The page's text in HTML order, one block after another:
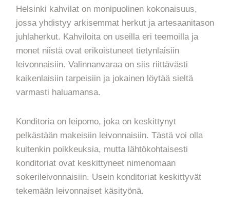
Helsinki kahvilat on monipuolinen kokonaisuus,
jossa yhdistyy arkisemmat herkut ja artesaanitason
juhlaherkut. Kahviloita on useilla eri teemoilla ja
monet niistä ovat erikoistuneet tietynlaisiin
leivonnaisiin. Valinnanvaraa on siis riittävästi
kaikenlaisiin tarpeisiin ja jokainen löytää sieltä
varmasti haluamansa.
Konditoria on leipomo, joka on keskittynyt
pelkästään makeisiin leivonnaisiin. Tästä voi olla
kuitenkin poikkeuksia, mutta lähtökohtaisesti
konditoriat ovat keskittyneet nimenomaan
sokerileivonnaisiin. Usein konditoriat keskittyvät
tekemään leivonnaiset käsityönä.